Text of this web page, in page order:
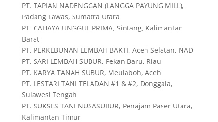
PT. TAPIAN NADENGGAN (LANGGA PAYUNG MILL),
Padang Lawas, Sumatra Utara
PT. CAHAYA UNGGUL PRIMA, Sintang, Kalimantan
Barat
PT. PERKEBUNAN LEMBAH BAKTI, Aceh Selatan, NAD
PT. SARI LEMBAH SUBUR, Pekan Baru, Riau
PT. KARYA TANAH SUBUR, Meulaboh, Aceh
PT. LESTARI TANI TELADAN #1 & #2, Donggala,
Sulawesi Tengah
PT. SUKSES TANI NUSASUBUR, Penajam Paser Utara,
Kalimantan Timur